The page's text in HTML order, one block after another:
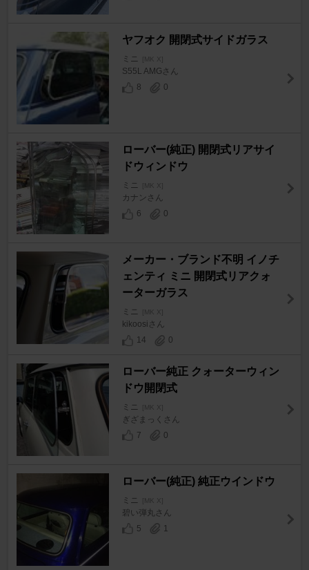
ヤフオク 開閉式サイドガラス
ミニ [MK X]
S55L AMGさん
8
0
ローバー(純正) 開閉式リアサイ
ドウィンドウ
ミニ [MK X]
カナンさん
6
0
メーカー・ブランド不明 イノチ
ェンティ ミニ 開閉式リアクォ
ーターガラス
ミニ [MK X]
kikoosiさん
14
0
ローバー純正 クォーターウィン
ドウ開閉式
ミニ [MK X]
ぎざまっくさん
7
0
ローバー(純正) 純正ウインドウ
ミニ [MK X]
碧い弾丸さん
5
1